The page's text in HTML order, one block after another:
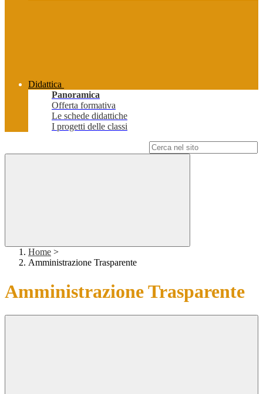
Didattica
Panoramica
Offerta formativa
Le schede didattiche
I progetti delle classi
Home >
Amministrazione Trasparente
Amministrazione Trasparente